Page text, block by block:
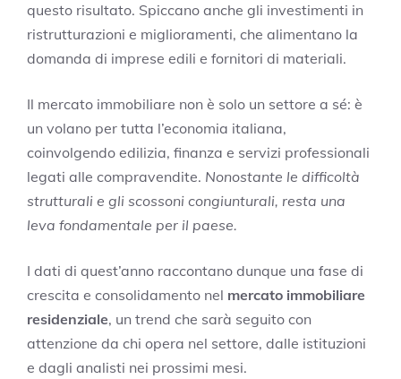
questo risultato. Spiccano anche gli investimenti in
ristrutturazioni e miglioramenti, che alimentano la
domanda di imprese edili e fornitori di materiali.
Il mercato immobiliare non è solo un settore a sé: è
un volano per tutta l’economia italiana,
coinvolgendo edilizia, finanza e servizi professionali
legati alle compravendite. Nonostante le difficoltà
strutturali e gli scossoni congiunturali, resta una
leva fondamentale per il paese.
I dati di quest’anno raccontano dunque una fase di
crescita e consolidamento nel mercato immobiliare
residenziale, un trend che sarà seguito con
attenzione da chi opera nel settore, dalle istituzioni
e dagli analisti nei prossimi mesi.